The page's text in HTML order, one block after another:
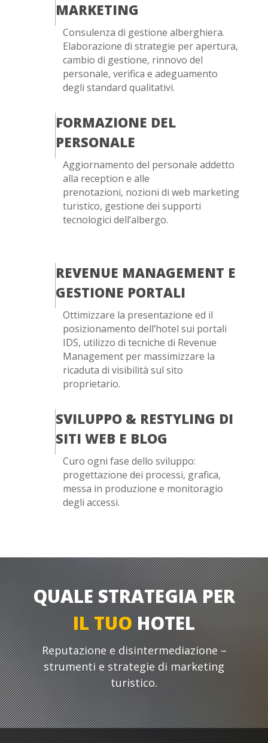
MARKETING
Consulenza di gestione alberghiera.
Elaborazione di strategie per apertura,
cambio di gestione, rinnovo del
personale, verifica e adeguamento
degli standard qualitativi.
FORMAZIONE DEL
PERSONALE
Aggiornamento del personale addetto
alla reception e alle
prenotazioni, nozioni di web marketing
turistico, gestione dei supporti
tecnologici dell’albergo.
REVENUE MANAGEMENT E
GESTIONE PORTALI
Ottimizzare la presentazione ed il
posizionamento dell’hotel sui portali
IDS, utilizzo di tecniche di Revenue
Management per massimizzare la
ricaduta di visibilità sul sito
proprietario.
SVILUPPO & RESTYLING DI
SITI WEB E BLOG
Curo ogni fase dello sviluppo:
progettazione dei processi, grafica,
messa in produzione e monitoragio
degli accessi.
QUALE STRATEGIA PER
IL TUOHOTEL
Reputazione e disintermediazione –
strumenti e strategie di marketing
turistico.